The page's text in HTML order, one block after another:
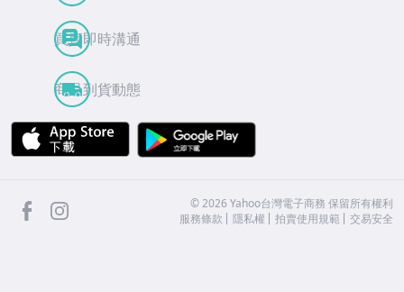
買賣即時溝通
商品到貨動態
APP Store
facebook ©2026 Yahoo台灣電子商務 保留所有權利
服務條款
隱私權 拍賣使用規範 交易安全